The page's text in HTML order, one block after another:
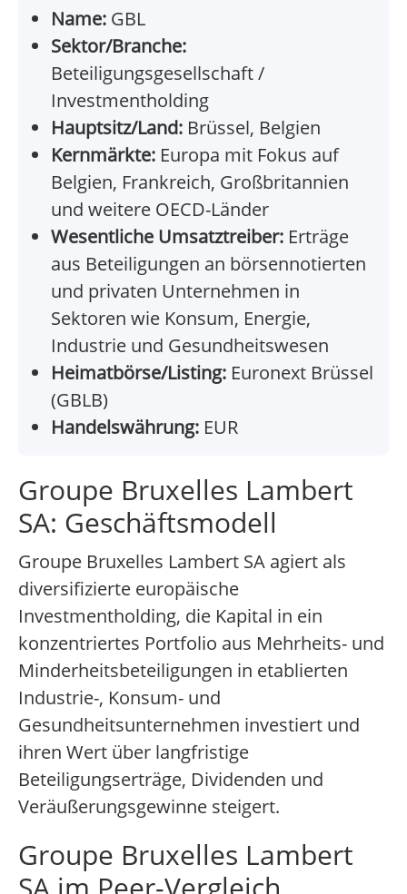
Name: GBL
Sektor/Branche:
Beteiligungsgesellschaft /
Investmentholding
Hauptsitz/Land: Brüssel, Belgien
Kernmärkte: Europa mit Fokus auf
Belgien, Frankreich, Großbritannien
und weitere OECD-Länder
Wesentliche Umsatztreiber: Erträge
aus Beteiligungen an börsennotierten
und privaten Unternehmen in
Sektoren wie Konsum, Energie,
Industrie und Gesundheitswesen
Heimatbörse/Listing: Euronext Brüssel
(GBLB)
Handelswährung: EUR
Groupe Bruxelles Lambert
SA: Geschäftsmodell
Groupe Bruxelles Lambert SA agiert als
diversifizierte europäische
Investmentholding, die Kapital in ein
konzentriertes Portfolio aus Mehrheits- und
Minderheitsbeteiligungen in etablierten
Industrie-, Konsum- und
Gesundheitsunternehmen investiert und
ihren Wert über langfristige
Beteiligungserträge, Dividenden und
Veräußerungsgewinne steigert.
Groupe Bruxelles Lambert